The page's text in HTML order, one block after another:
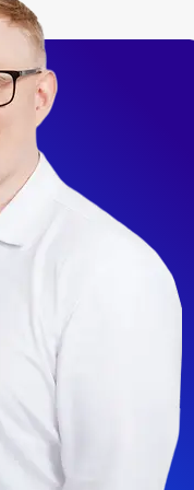
(90 мм) - 2
(Трубка
(Трубка
- 1 шт.
- 2 шт.
100 мл с носиком
250 мл с
400 мл с носиком
- 2 шт.
шт.